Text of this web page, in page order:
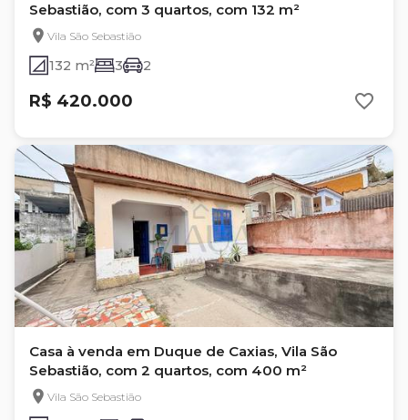
Sebastião, com 3 quartos, com 132 m²
Vila São Sebastião
132 m² 3 2
R$ 420.000
Casa à venda em Duque de Caxias, Vila São
Sebastião, com 2 quartos, com 400 m²
Vila São Sebastião